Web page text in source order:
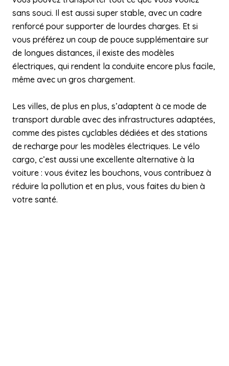
sans souci. Il est aussi super stable, avec un cadre
renforcé pour supporter de lourdes charges. Et si
vous préférez un coup de pouce supplémentaire sur
de longues distances, il existe des modèles
électriques, qui rendent la conduite encore plus facile,
même avec un gros chargement.
Les villes, de plus en plus, s’adaptent à ce mode de
transport durable avec des infrastructures adaptées,
comme des pistes cyclables dédiées et des stations
de recharge pour les modèles électriques. Le vélo
cargo, c’est aussi une excellente alternative à la
voiture : vous évitez les bouchons, vous contribuez à
réduire la pollution et en plus, vous faites du bien à
votre santé.